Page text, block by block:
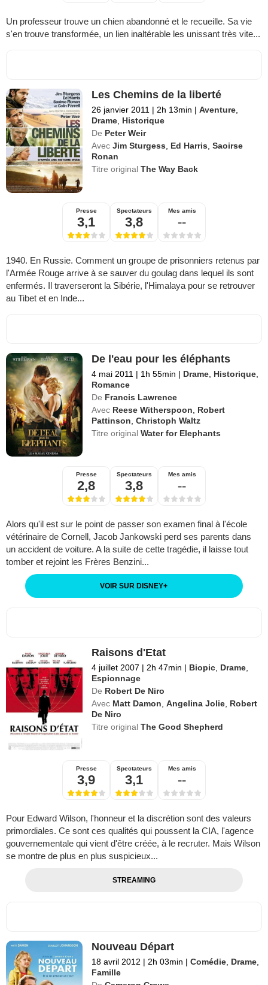
Un professeur trouve un chien abandonné et le recueille. Sa vie
s'en trouve transformée, un lien inaltérable les unissant très vite...
Les Chemins de la liberté
26 janvier 2011 | 2h 13min | Aventure
Drame Historique
De Peter Weir
Avec Jim Sturgess Ed Harris ,Saoirse
Ronan
Titre originalThe Way Back
Presse
3,1
Spectateurs
3,8
Mes amis
--
1940. En Russie. Comment un groupe de prisonniers retenus par
l'Armée Rouge arrive à se sauver du goulag dans lequel ils sont
enfermés. Il traverseront la Sibérie, l'Himalaya pour se retrouver
au Tibet et en Inde...
De l'eau pour les éléphants
4 mai 2011 | 1h 55min | Drame Historique
Romance
De Francis Lawrence
Avec Reese Witherspoon
Robert
Pattinson ,Christoph Waltz
Titre originalWater for Elephants
Presse
2,8
Spectateurs
3,8
Mes amis
--
Alors qu'il est sur le point de passer son examen final à l'école
vétérinaire de Cornell, Jacob Jankowski perd ses parents dans
un accident de voiture. A la suite de cette tragédie, il laisse tout
tomber et rejoint les Frères Benzini...
VOIR SUR DISNEY+
Raisons d'Etat
4 juillet 2007 | 2h 47min | Biopic, Drame,
Espionnage
De Robert De Niro
Avec Matt Damon,Angelina Jolie, Robert
De Niro
Titre originalThe Good Shepherd
Presse
3,9
Spectateurs
3,1
Mes amis
--
Pour Edward Wilson, l'honneur et la discrétion sont des valeurs
primordiales. Ce sont ces qualités qui poussent la CIA, l'agence
gouvernementale qui vient d'être créée, à le recruter. Mais Wilson
se montre de plus en plus suspicieux...
STREAMING
Nouveau Départ
18 avril 2012 | 2h 03min | Comédie, Drame,
Famille